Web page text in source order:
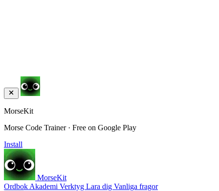
MorseKit
Morse Code Trainer · Free on Google Play
Install
MorseKit
Ordbok Akademi Verktyg Lara dig Vanliga fragor